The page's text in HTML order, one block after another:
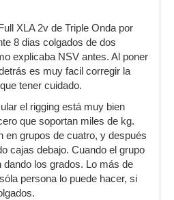
XLA 2v de Triple Onda por
8 dias colgados de dos
explicaba NSV antes. Al poner
es muy facil corregir la
tener cuidado.
el rigging está muy bien
que soportan miles de kg.
en grupos de cuatro, y después
cajas debajo. Cuando el grupo
dando los grados. Lo más de
persona lo puede hacer, si